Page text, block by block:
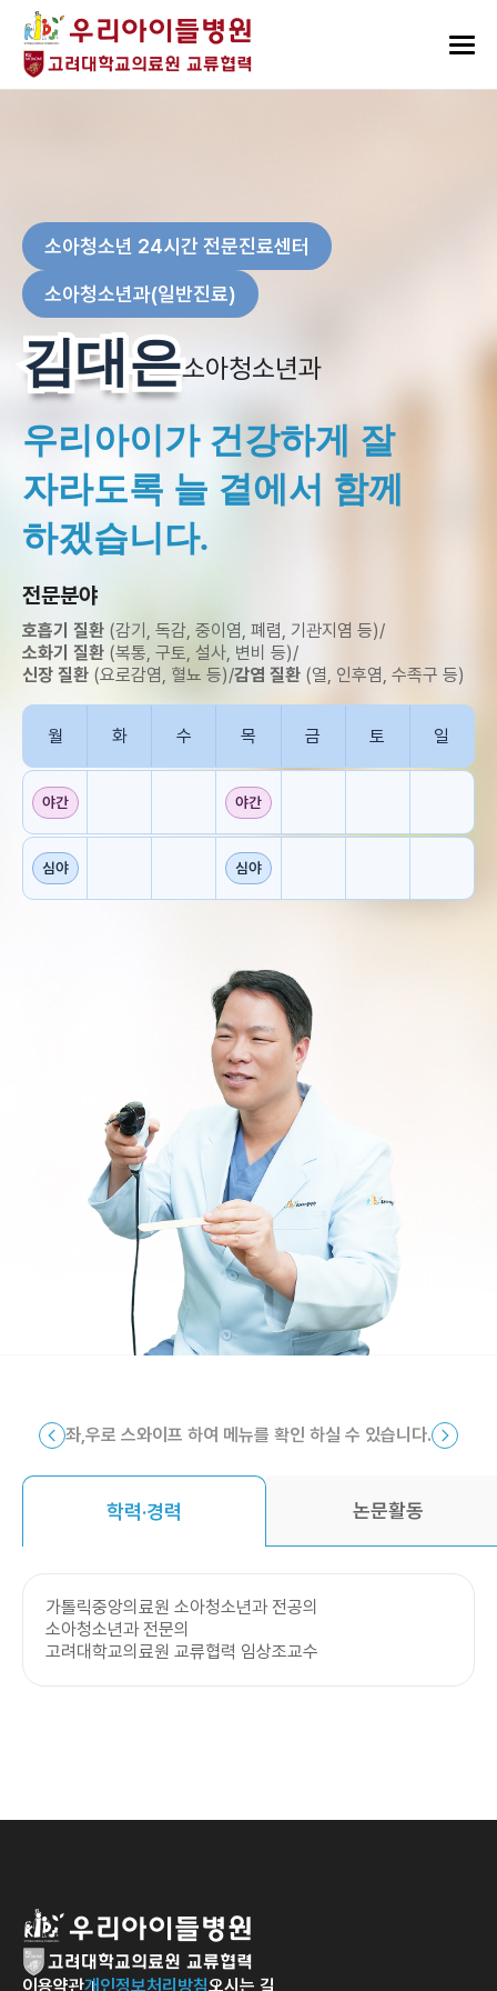
소아청소년 24시간 전문진료센터
소아청소년과(일반진료)
김대은
김대은소아청소년과
우리아이가 건강하게 잘
자라도록 늘 곁에서 함께
하겠습니다.
전문분야
호흡기 질환 (감기, 독감, 중이염, 폐렴, 기관지염 등)/
소화기 질환 (복통, 구토, 설사, 변비 등)/
신장 질환 (요로감염, 혈뇨 등)/감염 질환 (열, 인후염, 수족구 등)
월 화 수 목 금 토 일
야간 야간
심야 심야
좌,우로 스와이프 하여 메뉴를 확인 하실 수 있습니다.
학력·경력 논문활동
가톨릭중앙의료원 소아청소년과 전공의
소아청소년과 전문의
고려대학교의료원 교류협력 임상조교수
이용약관개인정보처리방침오시는 길